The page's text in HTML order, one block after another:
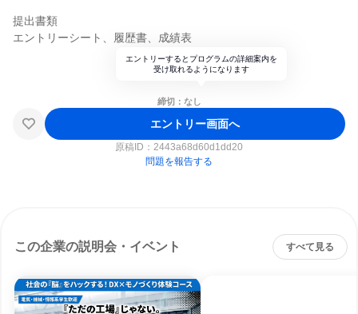
提出書類
エントリーシート、履歴書、成績表
エントリーするとプログラムの詳細案内を
受け取れるようになります
締切：なし
エントリー画面へ
原稿ID： 2443a68d60d1dd20
問題を報告する
この企業の説明会・イベント すべて見る